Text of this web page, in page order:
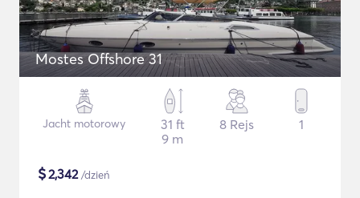
Mostes Offshore 31
Jacht motorowy
31 ft
9 m
8 Rejs 1
$2,342/dzień